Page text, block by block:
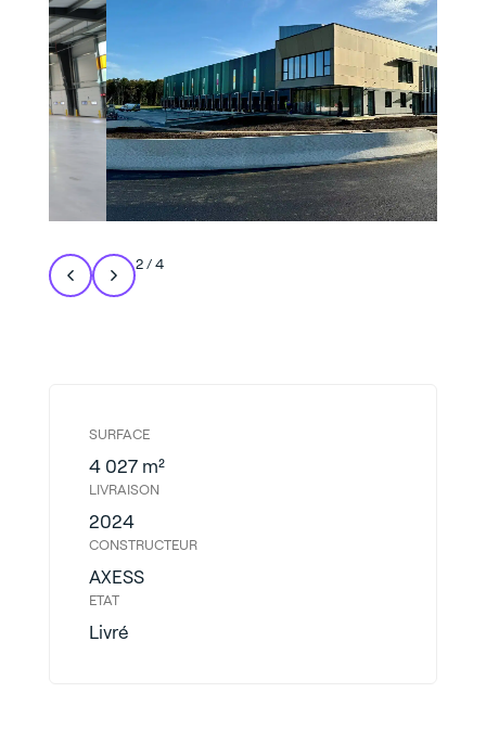
2/4
SURFACE
4 027 m²
LIVRAISON
2024
CONSTRUCTEUR
AXESS
ETAT
Livré